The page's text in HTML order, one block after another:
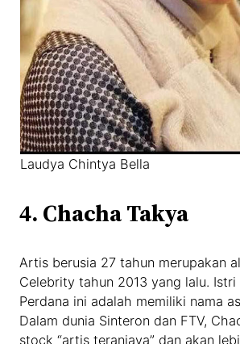
Laudya Chintya Bella
4. Chacha Takya
Artis berusia 27 tahun merupakan
Celebrity tahun 2013 yang lalu. Istri
Perdana ini adalah memiliki nama
Dalam dunia Sinteron dan FTV,
stock “artis teraniaya” dan akan